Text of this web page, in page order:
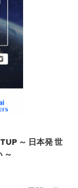
～ 日本発 世
～